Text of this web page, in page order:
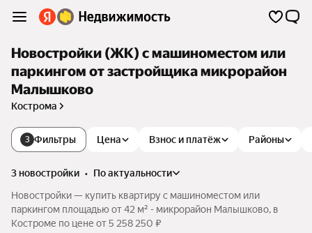
Новостройки (ЖК) с машиноместом или
паркингом от застройщика микрорайон
Малышково
Кострома
3 Фильтры Цена Взнос и платёж Районы
3 новостройки •
по актуальности
Новостройки — купить квартиру с машиноместом или
паркингом площадью от 42 м² - микрорайон Малышково, в
Костроме по цене от 5 258 250 ₽